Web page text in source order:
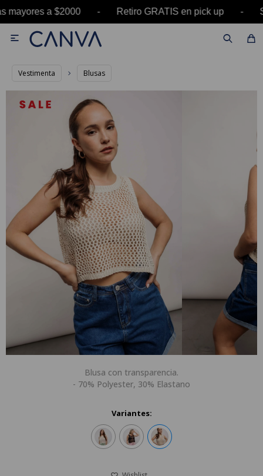
mayores a $2000 - Retiro GRATIS en pick up -

Vestimenta Blusas
Blusa con transparencia.
- 70% Polyester, 30% Elastano
Variantes: